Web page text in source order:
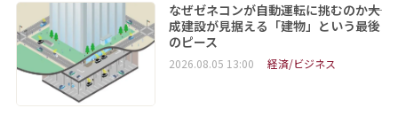
なぜゼネコンが自動運転に挑むのか――大
成建設が見据える「建物」という最後
のピース
2026.08.05 13:00 経済/ビジネス